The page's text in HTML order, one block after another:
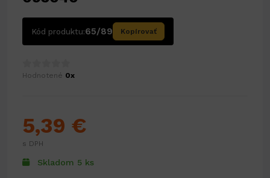
Kód produktu:65/89 Kopírovať
Hodnotené 0x
Skladom 5 ks
5,39 €
s DPH